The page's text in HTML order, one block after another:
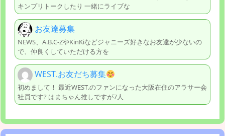
キンプリトークしたり 一緒にライブな
お友達募集
NEWS、A.B.C-ZやKinKiなどジャニーズ好きなお友達が少ないの
で、仲良くしていただける方を
WEST.お友だち募集
初めまして！ 最近WEST.のファンになった大阪在住のアラサー会
社員です? はまちゃん推しですが7人